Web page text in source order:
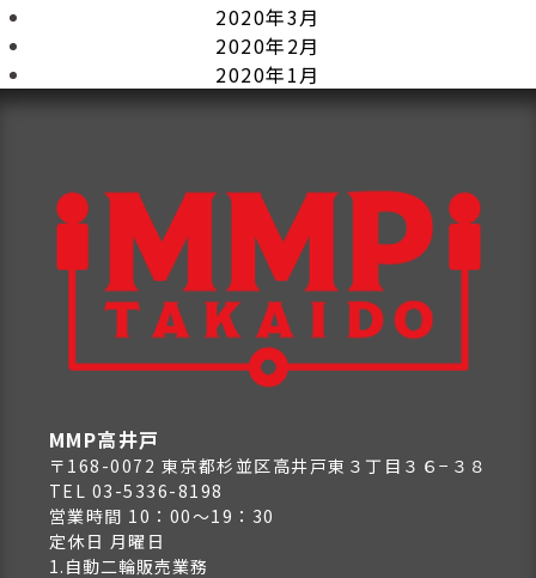
2020年3月
2020年2月
2020年1月
MMP高井戸
〒168-0072 東京都杉並区高井戸東３丁目３６−３８
TEL 03-5336-8198
営業時間 10：00～19：30
定休日 月曜日
1.自動二輪販売業務